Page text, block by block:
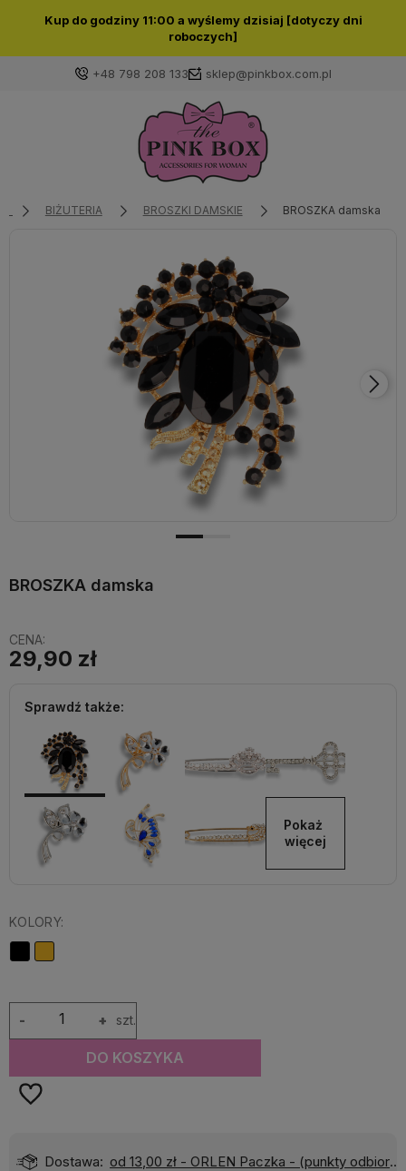
Kup do godziny 11:00 a wyślemy dzisiaj [dotyczy dni
roboczych]
+48 798 208 133 sklep@pinkbox.com.pl
Zaloguj się
Wybierz coś dla siebie z naszej aktualnej oferty lub
zaloguj się, aby przywrócić dodane produkty do listy
z poprzedniej sesji.
BIŻUTERIA BROSZKI DAMSKIE BROSZKA damska
BROSZKA damska
CENA:
29,90 zł
Sprawdź także:
Pokaż
więcej
KOLORY:
+
- szt.
DO KOSZYKA
Dostawa: od 13,00 zł - ORLEN Paczka - (punkty odbioru)